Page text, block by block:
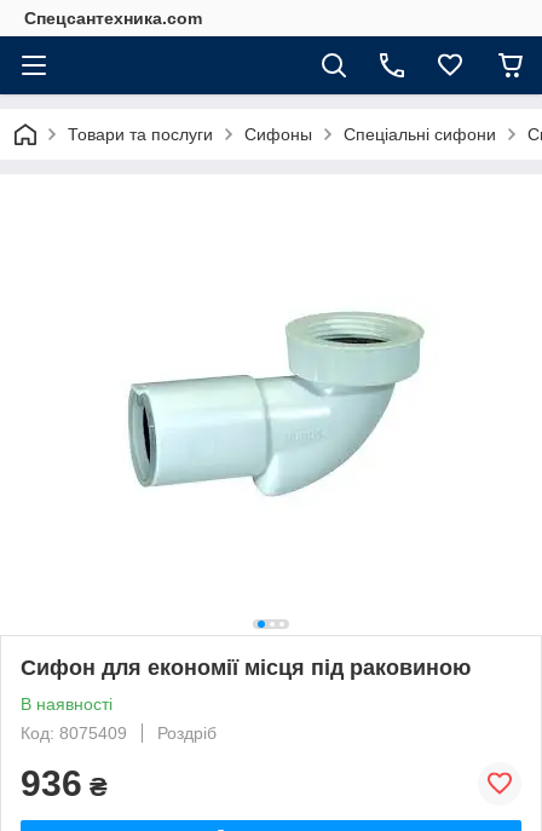
Спецсантехника.com
Товари та послуги Сифоны Спеціальні сифони
Сифон для економії місця під раковиною
В наявності
Код: 8075409
Роздріб
936 ₴